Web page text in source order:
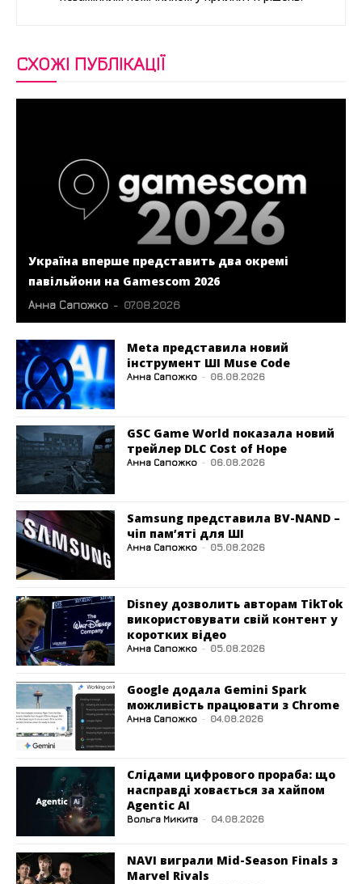
СХОЖІ ПУБЛІКАЦІЇ
Україна вперше представить два окремі
павільйони на Gamescom 2026
Анна Сапожко - 07.08.2026
Meta представила новий
інструмент ШІ Muse Code
Анна Сапожко - 06.08.2026
GSC Game World показала новий
трейлер DLC Cost of Hope
Анна Сапожко - 06.08.2026
Samsung представила BV-NAND –
чіп пам’яті для ШІ
Анна Сапожко - 05.08.2026
Disney дозволить авторам TikTok
використовувати свій контент у
коротких відео
Анна Сапожко - 05.08.2026
Google додала Gemini Spark
можливість працювати з Chrome
Анна Сапожко - 04.08.2026
Слідами цифрового прораба: що
насправді ховається за хайпом
Agentic AI
Вольга Микита - 04.08.2026
NAVI виграли Mid-Season Finals з
Marvel Rivals